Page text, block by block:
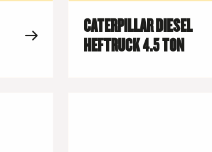
CATERPILLAR DIESEL
HEFTRUCK 4.5 TON